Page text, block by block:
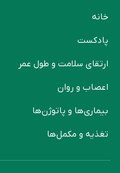
خانه
پادکست
ارتقای سلامت و طول عمر
اعصاب و روان
بیماری‌ها و پاتوژن‌ها
تغذیه و مکمل‌ها